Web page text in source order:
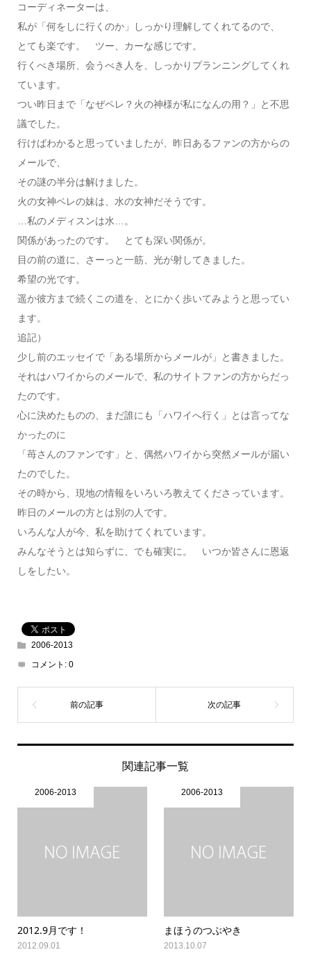
コーディネーターは、
私が「何をしに行くのか」しっかり理解してくれてるので、
とても楽です。 ツー、カーな感じです。
行くべき場所、会うべき人を、しっかりプランニングしてくれ
ています。
つい昨日まで「なぜペレ？火の神様が私になんの用？」と不思
議でした。
行けばわかると思っていましたが、昨日あるファンの方からの
メールで、
その謎の半分は解けました。
火の女神ペレの妹は、水の女神だそうです。
…私のメディスンは水…。
関係があったのです。 とても深い関係が。
目の前の道に、さーっと一筋、光が射してきました。
希望の光です。
遥か彼方まで続くこの道を、とにかく歩いてみようと思ってい
ます。
追記）
少し前のエッセイで「ある場所からメールが」と書きました。
それはハワイからのメールで、私のサイトファンの方からだっ
たのです。
心に決めたものの、まだ誰にも「ハワイへ行く」とは言ってな
かったのに
「苺さんのファンです」と、偶然ハワイから突然メールが届い
たのでした。
その時から、現地の情報をいろいろ教えてくださっています。
昨日のメールの方とは別の人です。
いろんな人が今、私を助けてくれています。
みんなそうとは知らずに、でも確実に。 いつか皆さんに恩返
しをしたい。
2006-2013
コメント: 0
関連記事一覧
2006-2013
2012.9月です！
2012.09.01
2006-2013
まほうのつぶやき
2013.10.07